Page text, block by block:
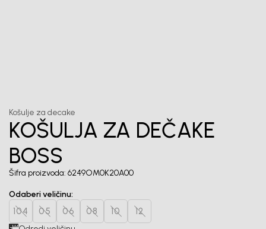
Košulje za decake
KOŠULJA ZA DEČAKE
BOSS
Šifra proizvoda: 6249OM0K20A00
Odaberi veličinu:
104 05 06 08 10 12